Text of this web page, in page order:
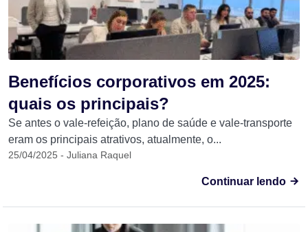
Benefícios corporativos em 2025:
quais os principais?
Se antes o vale-refeição, plano de saúde e vale-transporte
eram os principais atrativos, atualmente, o...
25/04/2025 - Juliana Raquel
Continuar lendo